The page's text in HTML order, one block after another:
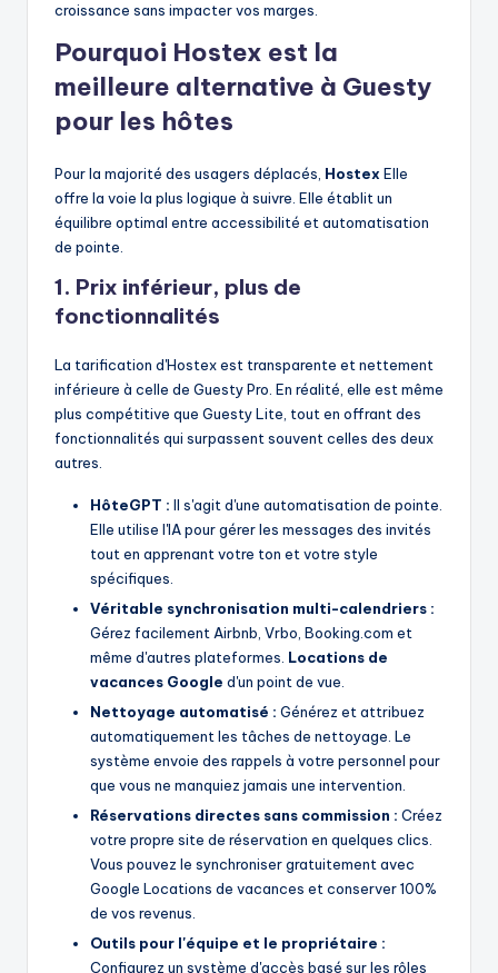
croissance sans impacter vos marges.
Pourquoi Hostex est la
meilleure alternative à Guesty
pour les hôtes
Pour la majorité des usagers déplacés, Hostex Elle
offre la voie la plus logique à suivre. Elle établit un
équilibre optimal entre accessibilité et automatisation
de pointe.
1. Prix inférieur, plus de
fonctionnalités
La tarification d'Hostex est transparente et nettement
inférieure à celle de Guesty Pro. En réalité, elle est même
plus compétitive que Guesty Lite, tout en offrant des
fonctionnalités qui surpassent souvent celles des deux
autres.
HôteGPT : Il s'agit d'une automatisation de pointe.
Elle utilise l'IA pour gérer les messages des invités
tout en apprenant votre ton et votre style
spécifiques.
Véritable synchronisation multi-calendriers :
Gérez facilement Airbnb, Vrbo, Booking.com et
même d'autres plateformes. Locations de
vacances Google d'un point de vue.
Nettoyage automatisé : Générez et attribuez
automatiquement les tâches de nettoyage. Le
système envoie des rappels à votre personnel pour
que vous ne manquiez jamais une intervention.
Réservations directes sans commission : Créez
votre propre site de réservation en quelques clics.
Vous pouvez le synchroniser gratuitement avec
Google Locations de vacances et conserver 100%
de vos revenus.
Outils pour l'équipe et le propriétaire :
Configurez un système d'accès basé sur les rôles